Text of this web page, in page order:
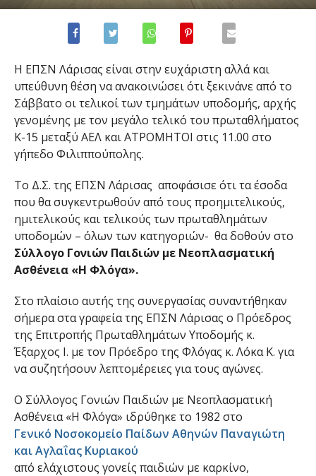
Η ΕΠΣΝ Λάρισας είναι στην ευχάριστη αλλά και
υπεύθυνη θέση να ανακοινώσει ότι ξεκινάνε από το
Σάββατο οι τελικοί των τμημάτων υποδομής, αρχής
γενομένης με τον μεγάλο τελικό του πρωταθλήματος
Κ-15 μεταξύ ΑΕΛ και ΑΤΡΟΜΗΤΟΙ στις 11.00 στο
γήπεδο Φιλιππούπολης.
Το Δ.Σ. της ΕΠΣΝ Λάρισας αποφάσισε ότι τα έσοδα
που θα συγκεντρωθούν από τους προημιτελικούς,
ημιτελικούς και τελικούς των πρωταθλημάτων
υποδομών – όλων των κατηγοριών- θα δοθούν στο
Σύλλογο Γονιών Παιδιών με Νεοπλασματική
Ασθένεια «Η Φλόγα».
Στο πλαίσιο αυτής της συνεργασίας συναντήθηκαν
σήμερα στα γραφεία της ΕΠΣΝ Λάρισας ο Πρόεδρος
της Επιτροπής Πρωταθλημάτων Υποδομής κ.
Έξαρχος Ι. με τον Πρόεδρο της Φλόγας κ. Λόκα Κ. για
να συζητήσουν λεπτομέρειες για τους αγώνες.
Ο Σύλλογος Γονιών Παιδιών με Νεοπλασματική
Ασθένεια «Η Φλόγα» ιδρύθηκε το 1982 στο
Γενικό Νοσοκομείο Παίδων Αθηνών Παναγιώτη
και Αγλαΐας Κυριακού
από ελάχιστους γονείς παιδιών με καρκίνο,